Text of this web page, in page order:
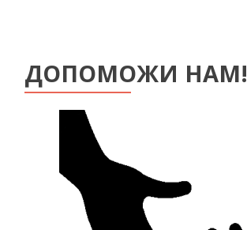
ДОПОМОЖИ НАМ!